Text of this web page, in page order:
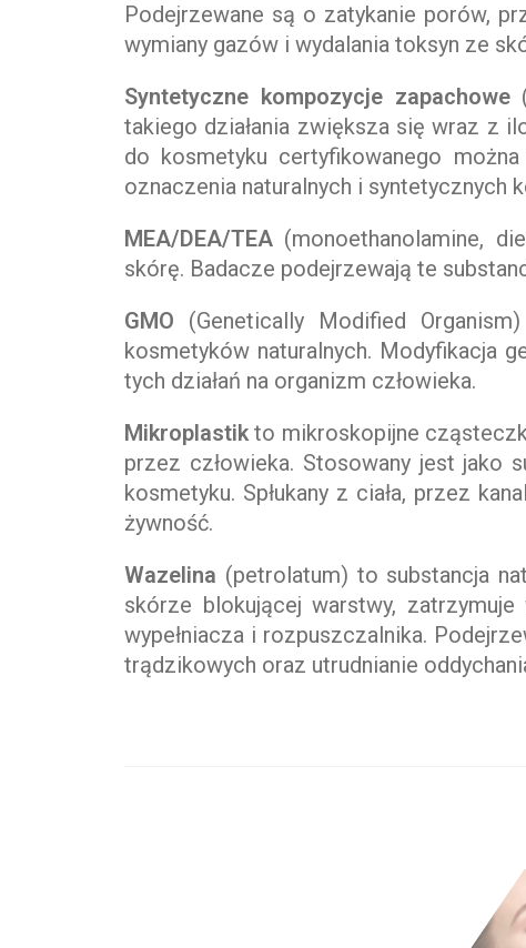
Podejrzewane są o zatykanie porów,
wymiany gazów i wydalania toksyn ze
Syntetyczne kompozycje zapachowe
takiego działania zwiększa się wraz z
do kosmetyku certyfikowanego
oznaczenia naturalnych i syntetycznych
MEA/DEA/TEA (monoethanolamine,
skórę. Badacze podejrzewają te
GMO (Genetically Modified
kosmetyków naturalnych. Modyfikacja
tych działań na organizm człowieka.
Mikroplastikto mikroskopijne
przez człowieka. Stosowany jest jako
kosmetyku. Spłukany z ciała, przez
żywność.
Wazelina (petrolatum) to substancja
skórze blokującej warstwy,
wypełniacza i rozpuszczalnika.
trądzikowych oraz utrudnianie